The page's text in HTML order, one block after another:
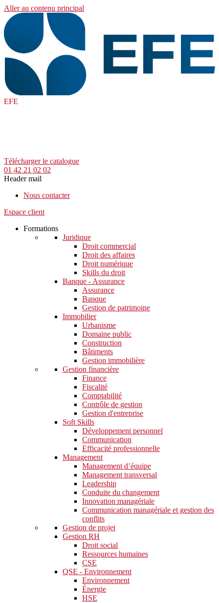
Aller au contenu principal
EFE
Télécharger le catalogue
01 42 21 02 02
Header mail
Nous contacter
Espace client
Formations
Juridique
Droit commercial
Droit des affaires
Droit numérique
Skills du droit
Banque - Assurance
Assurance
Banque
Gestion de patrimoine
Immobilier
Urbanisme
Domaine public
Construction
Bâtiments
Gestion immobilière
Gestion financière
Finance
Fiscalité
Comptabilité
Contrôle de gestion
Gestion d'entreprise
Soft Skills​
Développement personnel
Communication
Efficacité professionnelle
Management
Management d’équipe
Management transversal
Leadership
Conduite du changement
Innovation managériale
Communication managériale et gestion des
conflits
Gestion de projet
Gestion RH
Droit social
Ressources humaines
CSE
QSE - Environnement
Environnement
Énergie
HSE